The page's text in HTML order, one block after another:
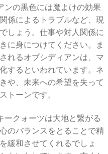
の黒色には魔よけの効果
係によるトラブルなど、現
しょう。仕事や対人関係に
に身につけてください。ま
れるオブシディアンは、マ
するといわれています。ネ
や、未来への希望を失って
トーンです。
クォーツは大地と繋がる
のバランスをとることで精
緩和させてくれるでしょ